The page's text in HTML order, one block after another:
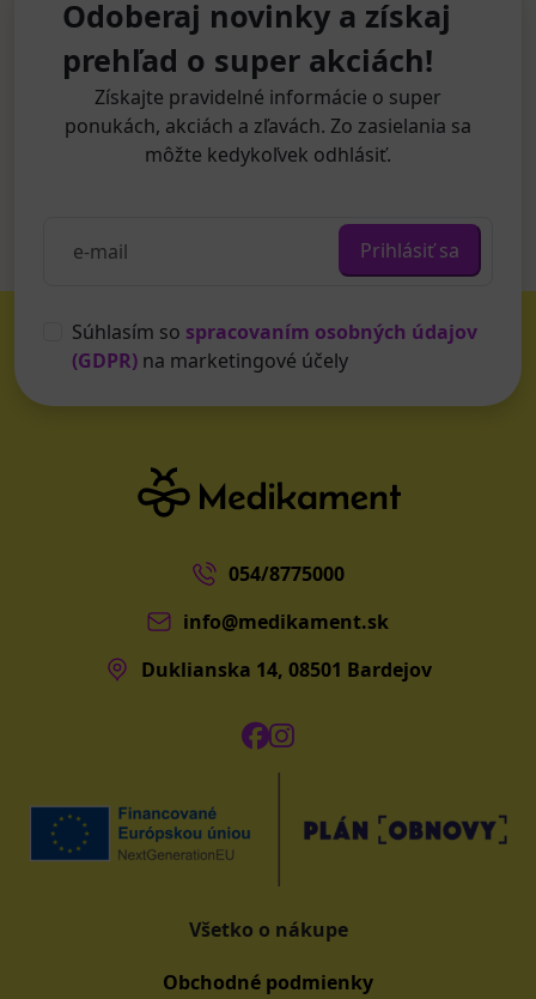
Odoberaj novinky a získaj
prehľad o super akciách!
Získajte pravidelné informácie o super
ponukách, akciách a zľavách. Zo zasielania sa
môžte kedykoľvek odhlásiť.
Prihlásiť sa
Súhlasím so spracovaním osobných údajov
(GDPR) na marketingové účely
054/8775000
info@medikament.sk
Duklianska 14, 08501 Bardejov
Všetko o nákupe
Obchodné podmienky